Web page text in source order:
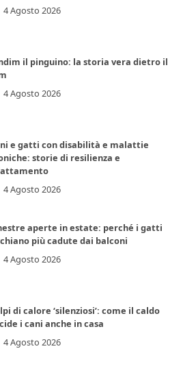
4 Agosto 2026
il pinguino: la storia vera dietro il
4 Agosto 2026
e gatti con disabilità e malattie
storie di resilienza e
4 Agosto 2026
aperte in estate: perché i gatti
più cadute dai balconi
4 Agosto 2026
di calore ‘silenziosi’: come il caldo
i cani anche in casa
4 Agosto 2026